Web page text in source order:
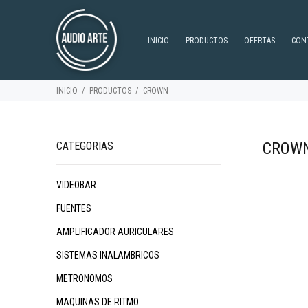
INICIO PRODUCTOS OFERTAS
INICIO PRODUCTOS CROWN
CATEGORIAS
VIDEOBAR
FUENTES
AMPLIFICADOR AURICULARES
SISTEMAS INALAMBRICOS
METRONOMOS
MAQUINAS DE RITMO